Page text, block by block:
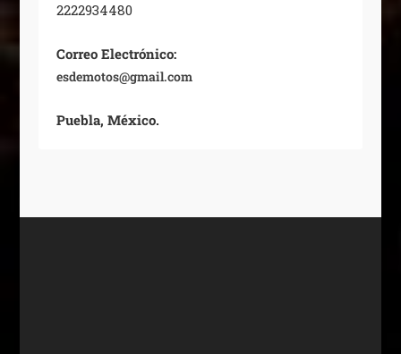
2222934480
Correo Electrónico:
esdemotos@gmail.com
Puebla, México.